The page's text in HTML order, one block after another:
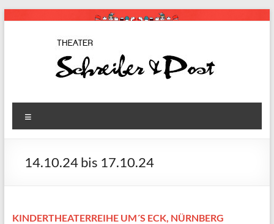
Schreiber
& Post
Theaterstücke
für Kinder
14.10.24 bis 17.10.24
KINDERTHEATERREIHE UM´S ECK, NÜRNBERG